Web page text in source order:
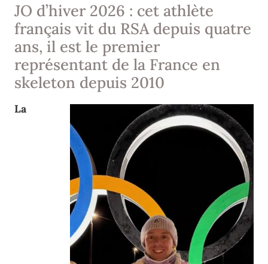
JO d’hiver 2026 : cet athlète
français vit du RSA depuis quatre
ans, il est le premier
représentant de la France en
skeleton depuis 2010
La